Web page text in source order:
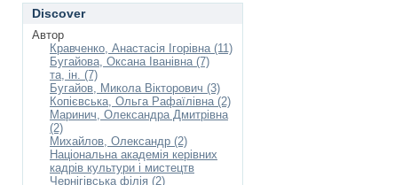
Discover
Автор
Кравченко, Анастасія Ігорівна (11)
Бугайова, Оксана Іванівна (7)
та, ін. (7)
Бугайов, Микола Вікторович (3)
Копієвська, Ольга Рафаїлівна (2)
Маринич, Олександра Дмитрівна
(2)
Михайлов, Олександр (2)
Національна академія керівних
кадрів культури і мистецтв
Чернігівська філія (2)